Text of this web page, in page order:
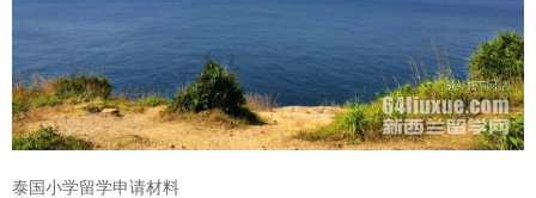
泰国小学留学申请材料